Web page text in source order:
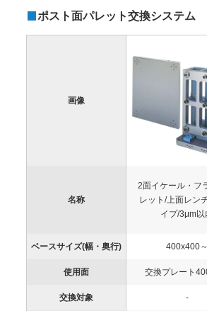
ポスト面パレット交換システム
画像
名称
2面イケール・フ
レット/上面レン
イプ/3μm以
ベースサイズ(幅・奥行) 400x400～
使用面 交換プレート
交換対象 -